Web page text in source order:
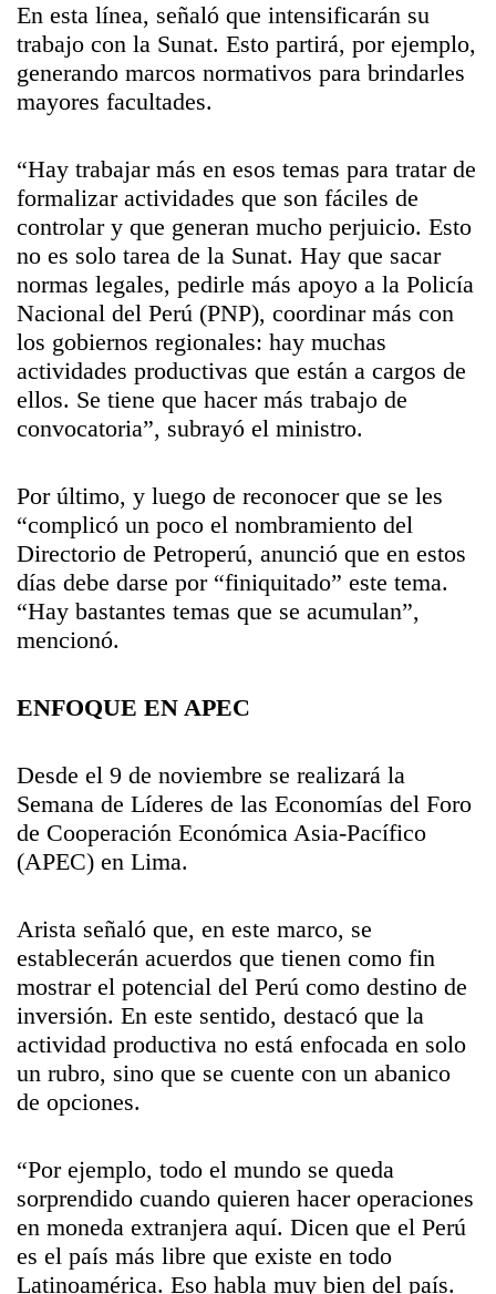
En esta línea, señaló que intensificarán su
trabajo con la Sunat. Esto partirá, por ejemplo,
generando marcos normativos para brindarles
mayores facultades.
“Hay trabajar más en esos temas para tratar de
formalizar actividades que son fáciles de
controlar y que generan mucho perjuicio. Esto
no es solo tarea de la Sunat. Hay que sacar
normas legales, pedirle más apoyo a la Policía
Nacional del Perú (PNP), coordinar más con
los gobiernos regionales: hay muchas
actividades productivas que están a cargos de
ellos. Se tiene que hacer más trabajo de
convocatoria”, subrayó el ministro.
Por último, y luego de reconocer que se les
“complicó un poco el nombramiento del
Directorio de Petroperú, anunció que en estos
días debe darse por “finiquitado” este tema.
“Hay bastantes temas que se acumulan”,
mencionó.
ENFOQUE EN APEC
Desde el 9 de noviembre se realizará la
Semana de Líderes de las Economías del Foro
de Cooperación Económica Asia-Pacífico
(APEC) en Lima.
Arista señaló que, en este marco, se
establecerán acuerdos que tienen como fin
mostrar el potencial del Perú como destino de
inversión. En este sentido, destacó que la
actividad productiva no está enfocada en solo
un rubro, sino que se cuente con un abanico
de opciones.
“Por ejemplo, todo el mundo se queda
sorprendido cuando quieren hacer operaciones
en moneda extranjera aquí. Dicen que el Perú
es el país más libre que existe en todo
Latinoamérica. Eso habla muy bien del país.